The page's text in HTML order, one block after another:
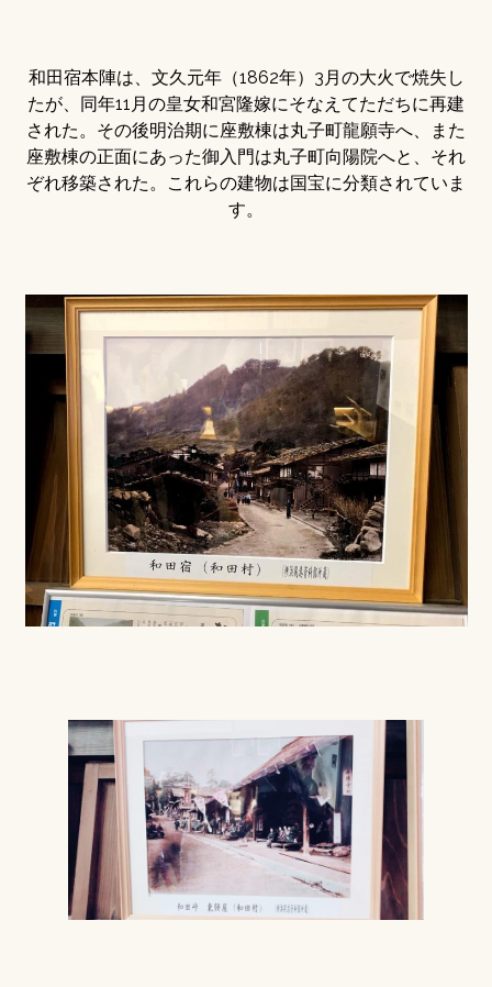
和田宿本陣は、文久元年（1862年）3月の大火で焼失し
たが、同年11月の皇女和宮隆嫁にそなえてただちに再建
された。その後明治期に座敷棟は丸子町龍願寺へ、また
座敷棟の正面にあった御入門は丸子町向陽院へと、それ
ぞれ移築された。これらの建物は国宝に分類されていま
す。